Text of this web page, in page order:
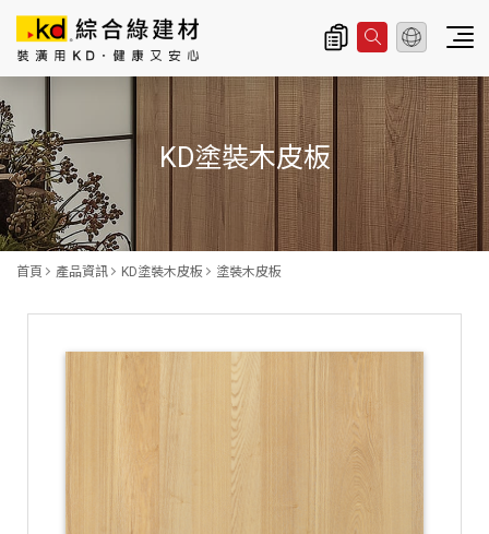
導
覽
|
K
D
科
KD塗裝木皮板
首頁 產品資訊 KD塗裝木皮板 塗裝木皮板
總公司資訊